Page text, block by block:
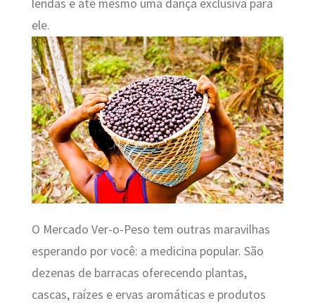
lendas e até mesmo uma dança exclusiva para
ele.
O Mercado Ver-o-Peso tem outras maravilhas
esperando por você: a medicina popular. São
dezenas de barracas oferecendo plantas,
cascas, raízes e ervas aromáticas e produtos